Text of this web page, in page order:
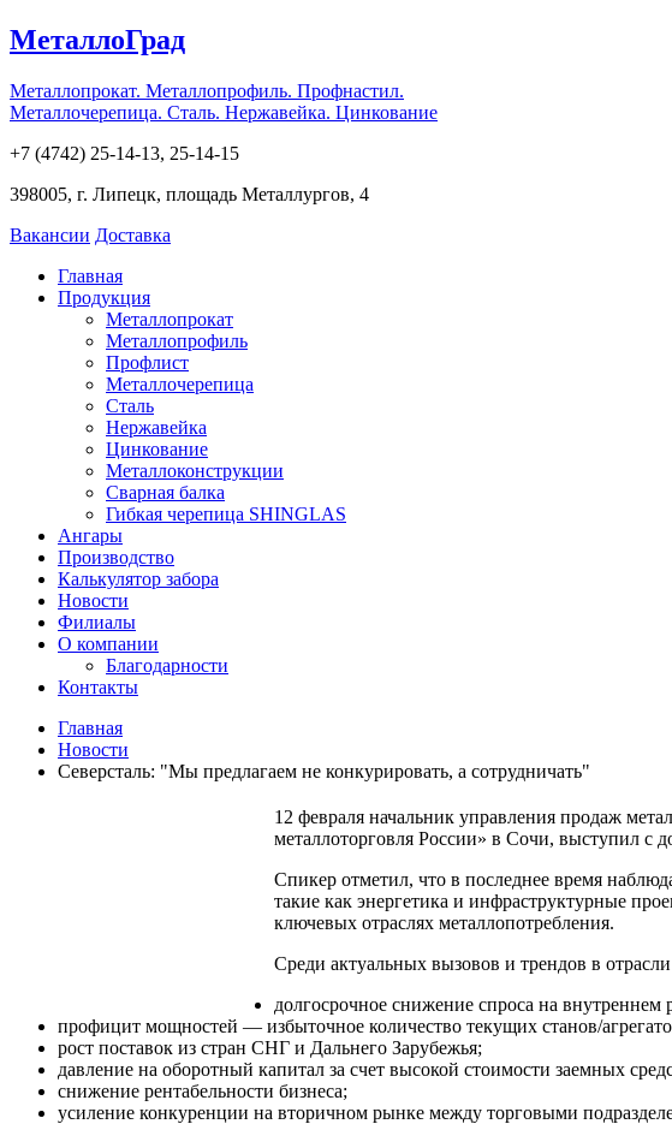
МеталлоГрад
Металлопрокат. Металлопрофиль. Профнастил.
Металлочерепица. Сталь. Нержавейка. Цинкование
+7 (4742) 25-14-13, 25-14-15
398005, г. Липецк, площадь Металлургов, 4
Вакансии Доставка
Главная
Продукция
Металлопрокат
Металлопрофиль
Профлист
Металлочерепица
Сталь
Нержавейка
Цинкование
Металлоконструкции
Сварная балка
Гибкая черепица SHINGLAS
Ангары
Производство
Калькулятор забора
Новости
Филиалы
О компании
Благодарности
Контакты
Главная
Новости
Северсталь: "Мы предлагаем не конкурировать, а сотрудничать"
12 февраля начальник управления продаж
металлоторговля России» в Сочи, выступил с
Спикер отметил, что в последнее время
такие как энергетика и инфраструктурные
ключевых отраслях металлопотребления.
Среди актуальных вызовов и трендов в
долгосрочное снижение спроса на
профицит мощностей — избыточное количество текущих станов/
рост поставок из стран СНГ и Дальнего Зарубежья;
давление на оборотный капитал за счет высокой стоимости заемных
снижение рентабельности бизнеса;
усиление конкуренции на вторичном рынке между торговыми